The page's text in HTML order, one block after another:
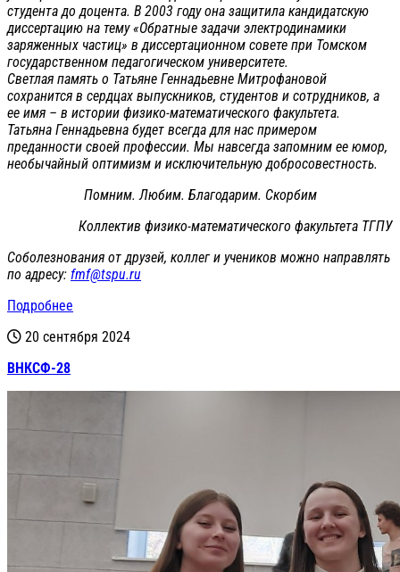
студента до доцента. В 2003 году она защитила кандидатскую
диссертацию на тему «Обратные задачи электродинамики
заряженных частиц» в диссертационном совете при Томском
государственном педагогическом университете.
Светлая память о Татьяне Геннадьевне Митрофановой
сохранится в сердцах выпускников, студентов и сотрудников, а
ее имя – в истории физико-математического факультета.
Татьяна Геннадьевна будет всегда для нас примером
преданности своей профессии. Мы навсегда запомним ее юмор,
необычайный оптимизм и исключительную добросовестность.
Помним. Любим. Благодарим. Скорбим
Коллектив физико-математического факультета ТГПУ
Соболезнования от друзей, коллег и учеников можно направлять
по адресу: fmf@tspu.ru
Подробнее
20 сентября 2024
ВНКСФ-28